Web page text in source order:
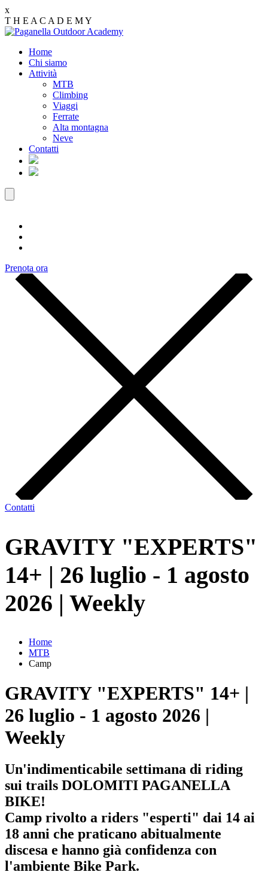
x
T H E A C A D E MY
Home
Chi siamo
Attività
MTB
Climbing
Viaggi
Ferrate
Alta montagna
Neve
Contatti
Prenota ora
Contatti
GRAVITY "EXPERTS"
14+ | 26 luglio - 1 agosto
2026 | Weekly
Home
MTB
Camp
GRAVITY "EXPERTS" 14+ |
26 luglio - 1 agosto 2026 |
Weekly
Un'indimenticabile settimana di riding
sui trails DOLOMITI PAGANELLA
BIKE!
Camp rivolto a riders "esperti" dai 14 ai
18 anni che praticano abitualmente
discesa e hanno già confidenza con
l'ambiente Bike Park.